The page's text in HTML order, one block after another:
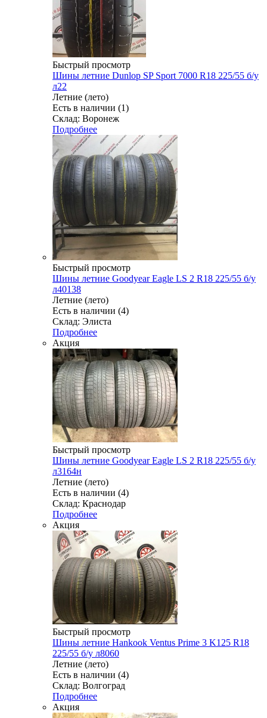
Быстрый просмотр
Шины летние Dunlop SP Sport 7000 R18 225/55 б/у
л22
Летние (лето)
Есть в наличии (1)
Склад: Воронеж
Подробнее
Быстрый просмотр
Шины летние Goodyear Eagle LS 2 R18 225/55 б/у
л40138
Летние (лето)
Есть в наличии (4)
Склад: Элиста
Подробнее
Акция
Быстрый просмотр
Шины летние Goodyear Eagle LS 2 R18 225/55 б/у
л3164н
Летние (лето)
Есть в наличии (4)
Склад: Краснодар
Подробнее
Акция
Быстрый просмотр
Шины летние Hankook Ventus Prime 3 K125 R18
225/55 б/у л8060
Летние (лето)
Есть в наличии (4)
Склад: Волгоград
Подробнее
Акция